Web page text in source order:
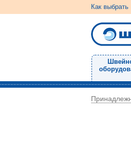
Как выбрать